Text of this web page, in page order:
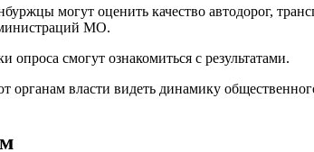
могут оценить качество автодорог,
МО.
опроса смогут ознакомиться с результатами.
власти видеть динамику